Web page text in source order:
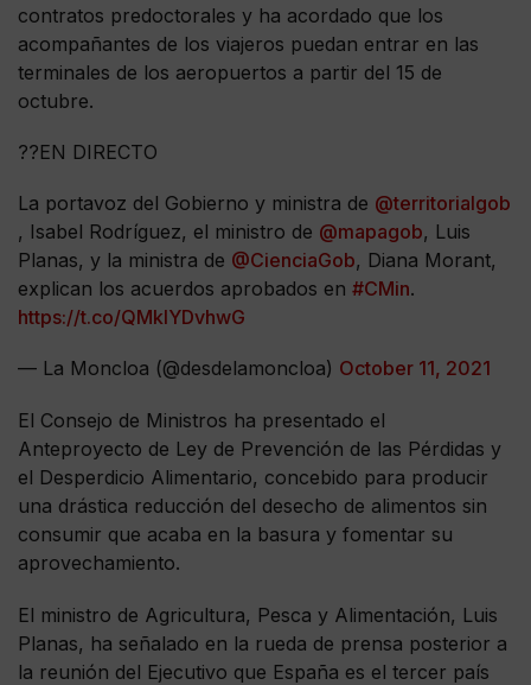
contratos predoctorales y ha acordado que los
acompañantes de los viajeros puedan entrar en las
terminales de los aeropuertos a partir del 15 de
octubre.
??EN DIRECTO
La portavoz del Gobierno y ministra de @territorialgob
, Isabel Rodríguez, el ministro de @mapagob, Luis
Planas, y la ministra de @CienciaGob, Diana Morant,
explican los acuerdos aprobados en #CMin.
https://t.co/QMkIYDvhwG
— La Moncloa (@desdelamoncloa) October 11, 2021
El Consejo de Ministros ha presentado el
Anteproyecto de Ley de Prevención de las Pérdidas y
el Desperdicio Alimentario, concebido para producir
una drástica reducción del desecho de alimentos sin
consumir que acaba en la basura y fomentar su
aprovechamiento.
El ministro de Agricultura, Pesca y Alimentación, Luis
Planas, ha señalado en la rueda de prensa posterior a
la reunión del Ejecutivo que España es el tercer país